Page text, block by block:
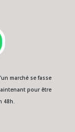
marché se fasse
pour être
48h.